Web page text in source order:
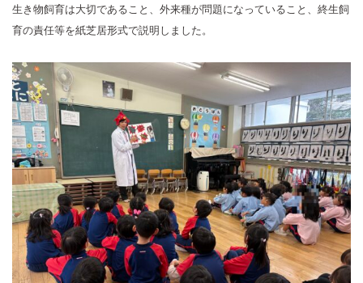
生き物飼育は大切であること、外来種が問題になっていること、終生飼
育の責任等を紙芝居形式で説明しました。